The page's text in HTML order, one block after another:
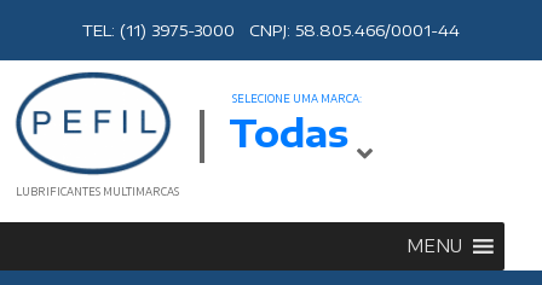
TEL: (11) 3975-3000 CNPJ: 58.805.466/0001-44
LUBRIFICANTES MULTIMARCAS
SELECIONE UMA MARCA:
Todas
MENU